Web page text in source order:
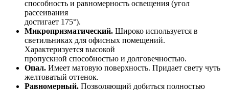
способность и равномерность освещения (угол
рассеивания
достигает 175°).
Микропризматический. Широко используется в
светильниках для офисных помещений.
Характеризуется высокой
пропускной способностью и долговечностью.
Опал. Имеет матовую поверхность. Придает свету чуть
желтоватый оттенок.
Равномерный. Позволяющий добиться полностью